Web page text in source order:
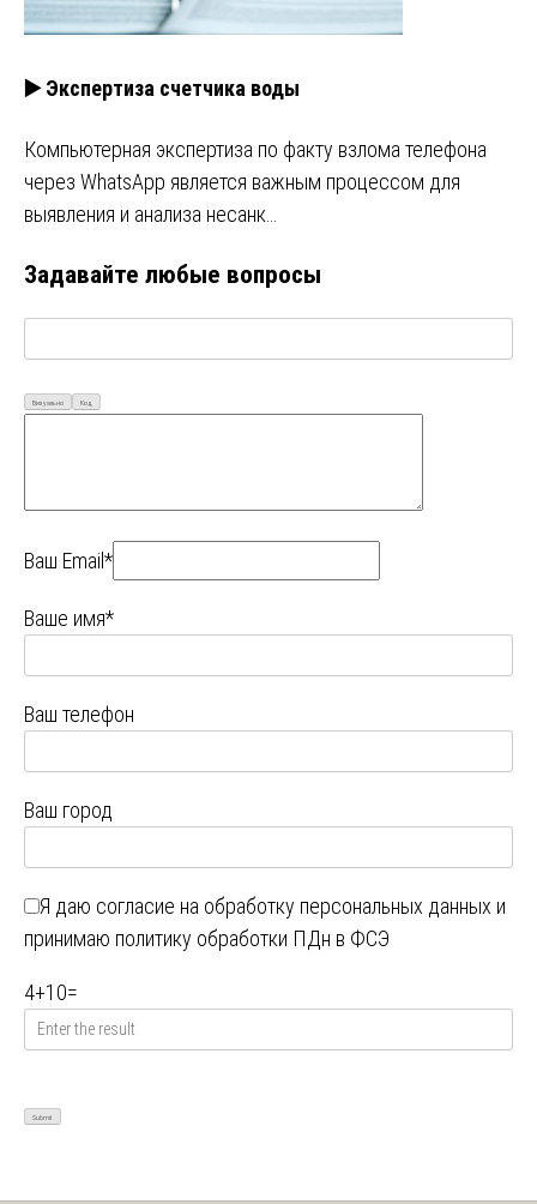
▶️ Экспертиза счетчика воды
Компьютерная экспертиза по факту взлома телефона
через WhatsApp является важным процессом для
выявления и анализа несанк…
Задавайте любые вопросы
Визуально Код
Ваш Email*
Ваше имя*
Ваш телефон
Ваш город
Я даю согласие на обработку персональных данных и
принимаю политику обработки ПДн в ФСЭ
4+10=